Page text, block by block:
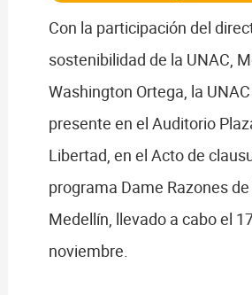
Con la participación del
sostenibilidad de la UNAC,
Washington Ortega, la
presente en el Auditorio
Libertad, en el Acto de
programa Dame Razones
Medellín, llevado a cabo el
noviembre.